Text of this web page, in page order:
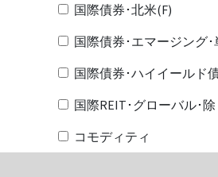
国際債券･北米(F)
国際債券･エマージング･
国際債券･ハイイールド
国際REIT･グローバル･
コモディティ